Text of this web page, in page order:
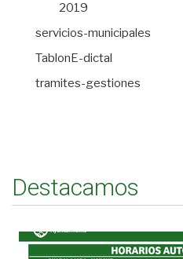
2019
servicios-municipales
TablonE-dictal
tramites-gestiones
Destacamos